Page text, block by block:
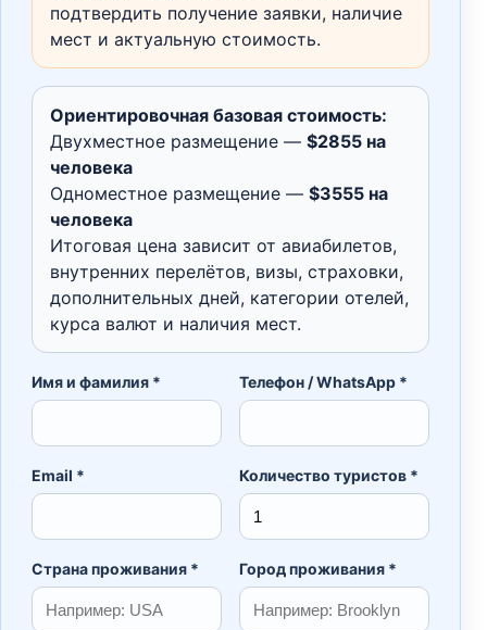
подтвердить получение заявки, наличие
мест и актуальную стоимость.
Ориентировочная базовая стоимость:
Двухместное размещение — $2855 на
человека
Одноместное размещение — $3555 на
человека
Итоговая цена зависит от авиабилетов,
внутренних перелётов, визы, страховки,
дополнительных дней, категории отелей,
курса валют и наличия мест.
Имя и фамилия * Телефон / WhatsApp *
Email * Количество туристов *
Страна проживания * Город проживания *